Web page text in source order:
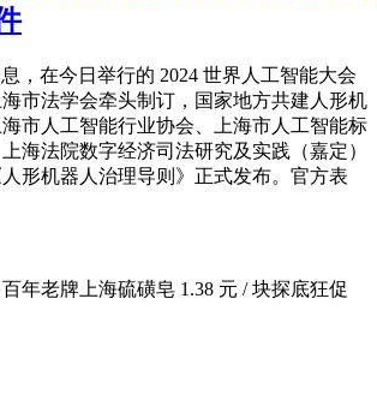
，在今日举行的 2024 世界人工智能大会
市法学会牵头制订，国家地方共建人形机
市人工智能行业协会、上海市人工智能标
海法院数字经济司法研究及实践（嘉定）
形机器人治理导则》正式发布。官方表